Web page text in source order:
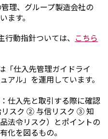
理、グループ製造会社の
ます。
行動指針ついては、 こちら
「仕入先管理ガイドライ
アル」を運用しています。
仕入先と取引する際に確認
スク ② 与信リスク ③ 知
法令リスク）とポイントの
化を図るもの。